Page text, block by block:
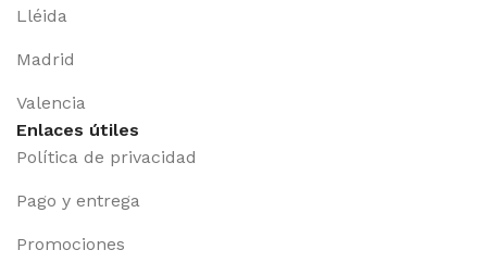
Lléida
Madrid
Valencia
Enlaces útiles
Política de privacidad
Pago y entrega
Promociones